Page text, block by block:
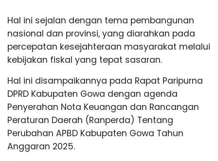
Hal ini sejalan dengan tema pembangunan
nasional dan provinsi, yang diarahkan pada
percepatan kesejahteraan masyarakat melalui
kebijakan fiskal yang tepat sasaran.
Hal ini disampaikannya pada Rapat Paripurna
DPRD Kabupaten Gowa dengan agenda
Penyerahan Nota Keuangan dan Rancangan
Peraturan Daerah (Ranperda) Tentang
Perubahan APBD Kabupaten Gowa Tahun
Anggaran 2025.